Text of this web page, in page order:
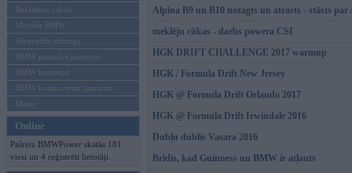
Reklāmas raksti
Mēneša BMW
Sērijveida tūnings
BMW pasaules jaunumi
BMW koncepti
BMW konkurentu jaunumi
Moto
Online
Pašreiz BMWPower skatās 181
viesi un 4 reģistrēti lietotāji.
Alpina B9 un B10 nozagts un atrasts - stāsts
meklēju cūkas - darbs powera CSI
HGK DRIFT CHALLENGE 2017 warmup
HGK / Formula Drift New Jersey
HGK @ Formula Drift Orlando 2017
HGK @ Formula Drift Irwindale 2016
Dubļu dublis Vasara 2016
Brīdis, kad Guinness un BMW ir atļauts